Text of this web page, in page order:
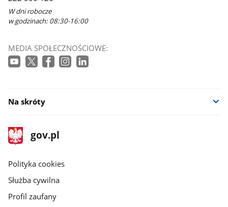
W dni robocze
w godzinach: 08:30-16:00
MEDIA SPOŁECZNOŚCIOWE:
Na skróty
stopka
gov.pl
Strona
gov.pl
gov.pl
Polityka cookies
Służba cywilna
Profil zaufany